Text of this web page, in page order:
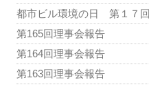
都市ビル環境の日 第１７
第165回理事会報告
第164回理事会報告
第163回理事会報告